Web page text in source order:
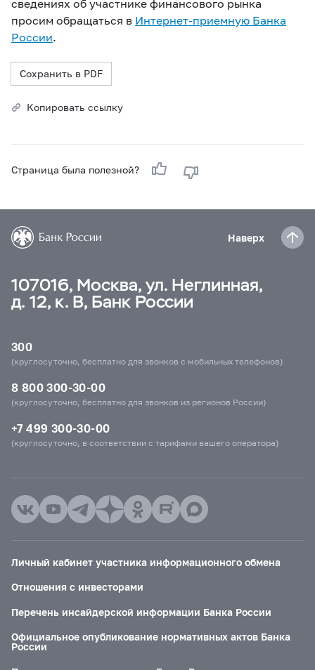
сведениях об участнике финансового рынка
просим обращаться в Интернет-приемную Банка
России.
Сохранить в PDF
Копировать ссылку
Страница была полезной?
Наверх
107016, Москва, ул. Неглинная,
д. 12, к. В, Банк России
300
(круглосуточно, бесплатно для звонков с мобильных телефонов)
8 800 300-30-00
(круглосуточно, бесплатно для звонков из регионов России)
+7 499 300-30-00
(круглосуточно, в соответствии с тарифами вашего оператора)
Личный кабинет участника информационного обмена
Отношения с инвесторами
Перечень инсайдерской информации Банка России
Официальное опубликование нормативных актов Банка
России